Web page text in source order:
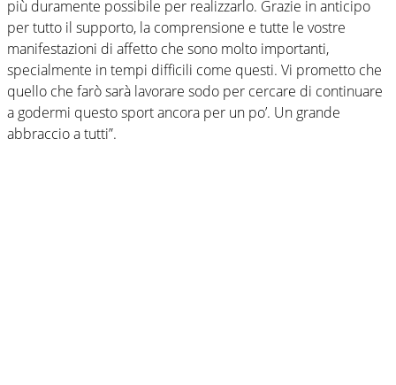
più duramente possibile per realizzarlo. Grazie in anticipo
per tutto il supporto, la comprensione e tutte le vostre
manifestazioni di affetto che sono molto importanti,
specialmente in tempi difficili come questi. Vi prometto che
quello che farò sarà lavorare sodo per cercare di continuare
a godermi questo sport ancora per un po’. Un grande
abbraccio a tutti”.